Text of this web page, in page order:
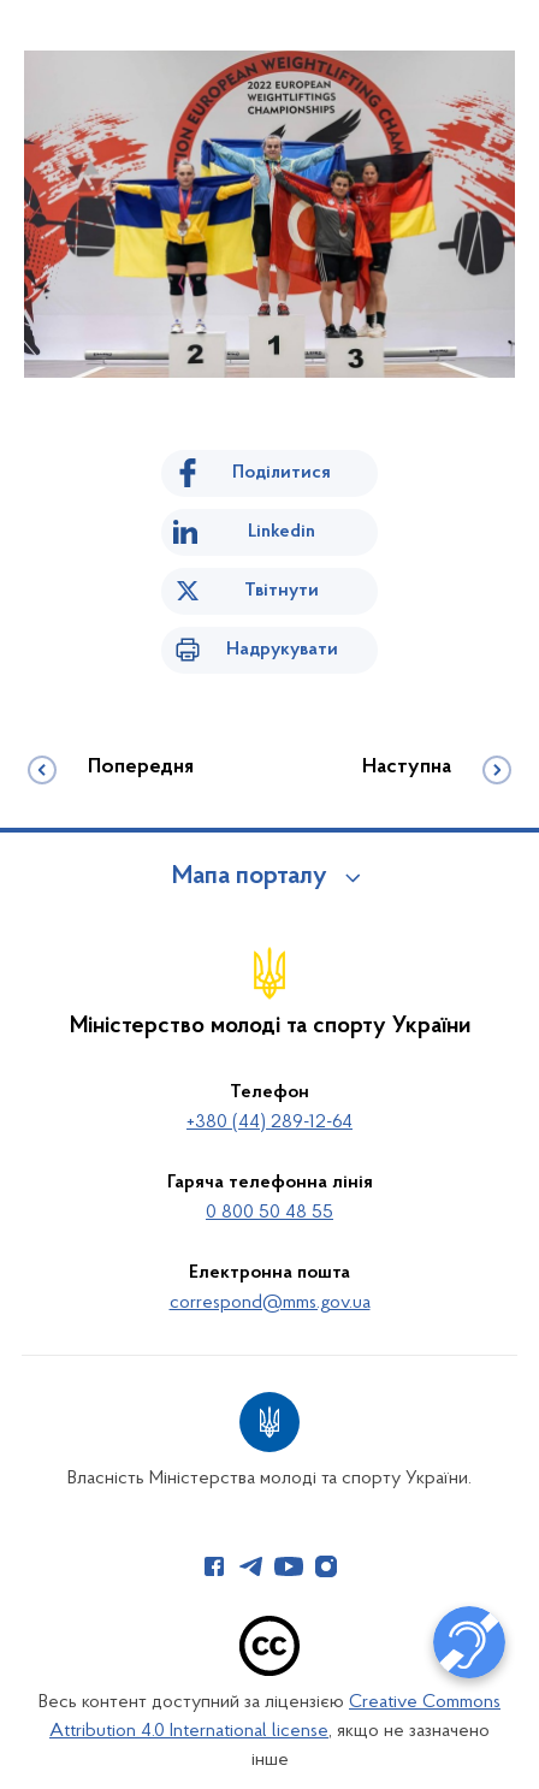
Поділитися
Linkedin
Твітнути
Надрукувати
Попередня Наступна
Мапа порталу
Міністерство молоді та спорту України
Телефон
+380 (44) 289-12-64
Гаряча телефонна лінія
0 800 50 48 55
Електронна пошта
correspond@mms.gov.ua
Власність Міністерства молоді та спорту України.
Весь контент доступний за ліцензією Creative Commons
Attribution 4.0 International license, якщо не зазначено
інше